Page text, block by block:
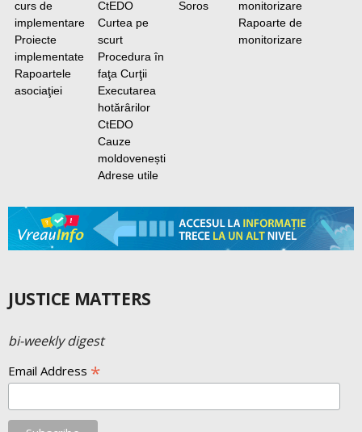
curs de
implementare
Proiecte
implementate
Rapoartele
asociaţiei
CtEDO
Curtea pe
scurt
Procedura în
faţa Curţii
Executarea
hotărârilor
CtEDO
Cauze
moldovenești
Adrese utile
Soros
monitorizare
Rapoarte de
monitorizare
JUSTICE MATTERS
bi-weekly digest
Email Address *